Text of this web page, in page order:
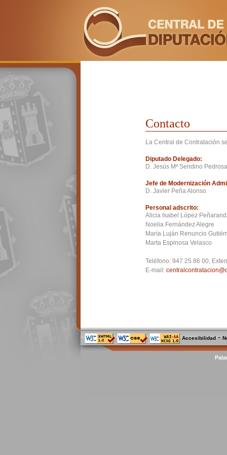
Contacto
La Central de Contratación
Diputado Delegado:
D. Jesús Mª Sendino Pedrosa
Jefe de Modernización
D. Javier Peña Alonso
Personal adscrito:
Alicia Isabel López
Noelia Fernández Alegre
María Luján Renuncio
Marta Espinosa Velasco
Teléfono: 947 25 86 00,
E-mail:
Accesibilidad -